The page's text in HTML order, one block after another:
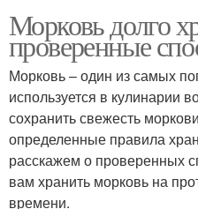
Морковь долго
проверенные
Морковь – один из самых
используется в кулинарии
сохранить свежесть
определенные правила
расскажем о проверенных
вам хранить морковь на
времени.